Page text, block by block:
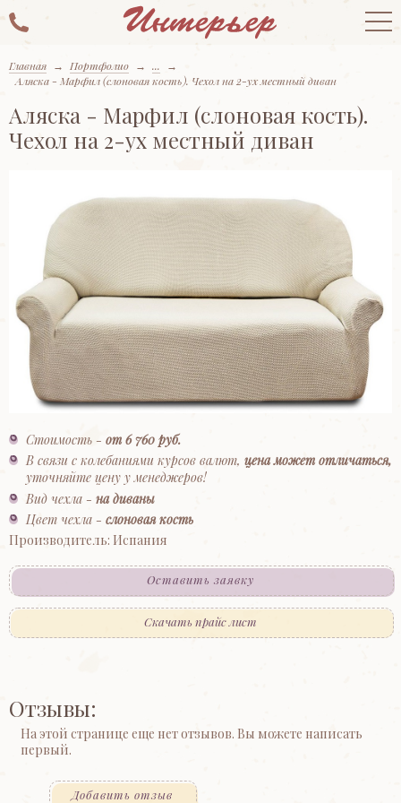
Главная → Портфолио → ...
→
Аляска - Марфил (слоновая кость). Чехол на 2-ух местный диван
Аляска - Марфил (слоновая кость).
Чехол на 2-ух местный диван
Стоимость -от 6 760 руб.
В связи с колебаниями курсов валют,цена может отличаться,
уточняйте цену у менеджеров!
Вид чехла -на диваны
Цвет чехла -слоновая кость
Производитель: Испания
Оставить заявку
Скачать прайс лист
Отзывы:
На этой странице еще нет отзывов. Вы можете написать
первый.
Добавить отзыв